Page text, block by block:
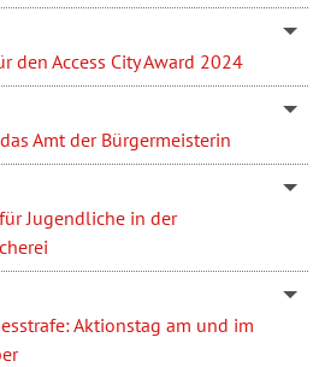
den Access City Award 2024
Amt der Bürgermeisterin
Jugendliche in der
Aktionstag am und im